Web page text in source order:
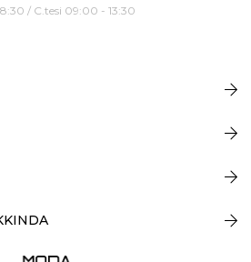
/ C.tesi 09:00 - 13:30